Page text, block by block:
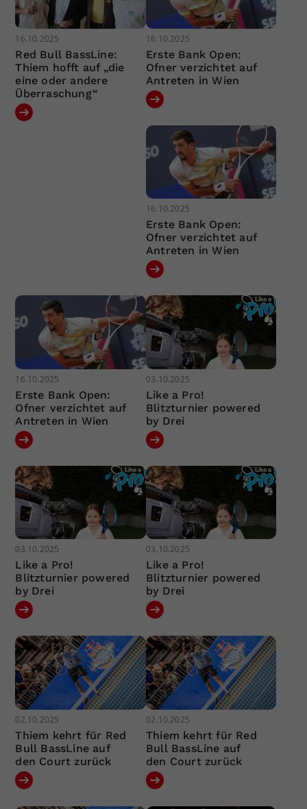
16.10.2025
Red Bull BassLine:
Thiem hofft auf „die
eine oder andere
Überraschung“
16.10.2025
Erste Bank Open:
Ofner verzichtet auf
Antreten in Wien
16.10.2025
Erste Bank Open:
Ofner verzichtet auf
Antreten in Wien
16.10.2025
Erste Bank Open:
Ofner verzichtet auf
Antreten in Wien
03.10.2025
Like a Pro!
Blitzturnier powered
by Drei
03.10.2025
Like a Pro!
Blitzturnier powered
by Drei
03.10.2025
Like a Pro!
Blitzturnier powered
by Drei
02.10.2025
Thiem kehrt für Red
Bull BassLine auf
den Court zurück
02.10.2025
Thiem kehrt für Red
Bull BassLine auf
den Court zurück